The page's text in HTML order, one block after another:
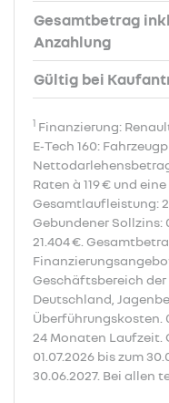
Gesamtbetrag
Anzahlung
Gültig bei
1 Finanzierung:
E‑Tech 160:
Raten à 119 € und
Gesamtlaufleistung:
Gebundener Sollzins:
21.404 €.
Geschäftsbereich der
Deutschland,
Überführungskosten.
24 Monaten
01.07.2026 bis zum
30.06.2027. Bei allen